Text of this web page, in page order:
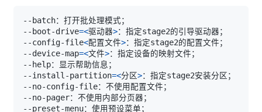
--boot-drive=<驱动器>
--config-file<配置文件>
--device-map=<文件>
--install-partition=<分区>